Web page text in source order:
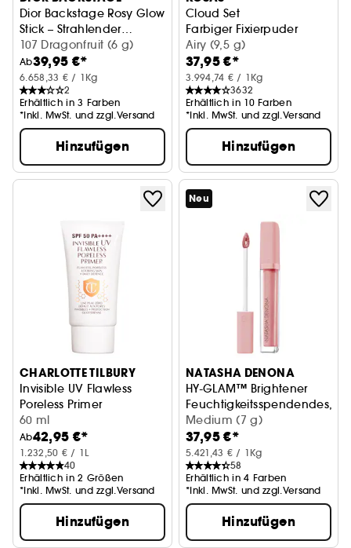
Dior Backstage Rosy Glow
Stick – Strahlender
Rouge-Stick
107 Dragonfruit (6 g)
Ab39,95 €*
6.658,33 € / 1Kg
2
Erhältlich in 3 Farben
*Inkl. MwSt. und zzgl.Versand
Hinzufügen
Cloud Set
Farbiger Fixierpuder
Airy (9,5 g)
37,95 €*
3.994,74 € / 1Kg
3632
Erhältlich in 10 Farben
*Inkl. MwSt. und zzgl.Versand
Hinzufügen
CHARLOTTE TILBURY
Invisible UV Flawless
Poreless Primer
Teint-Primer
60 ml
Ab42,95 €*
1.232,50 € / 1L
40
Erhältlich in 2 Größen
*Inkl. MwSt. und zzgl.Versand
Hinzufügen
Neu
NATASHA DENONA
HY-GLAM™ Brightener
Feuchtigkeitsspendendes,
Medium (7 g)
37,95 €*
5.421,43 € / 1Kg
58
Erhältlich in 4 Farben
*Inkl. MwSt. und zzgl.Versand
Hinzufügen